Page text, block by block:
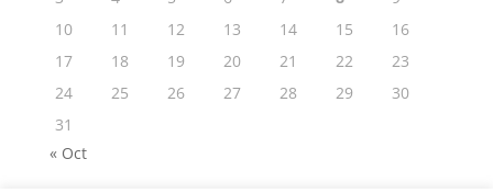
10
11 12 13 14 15
16
17
18 19 20 21 22
23
24
25 26 27 28 29
30
31
« Oct